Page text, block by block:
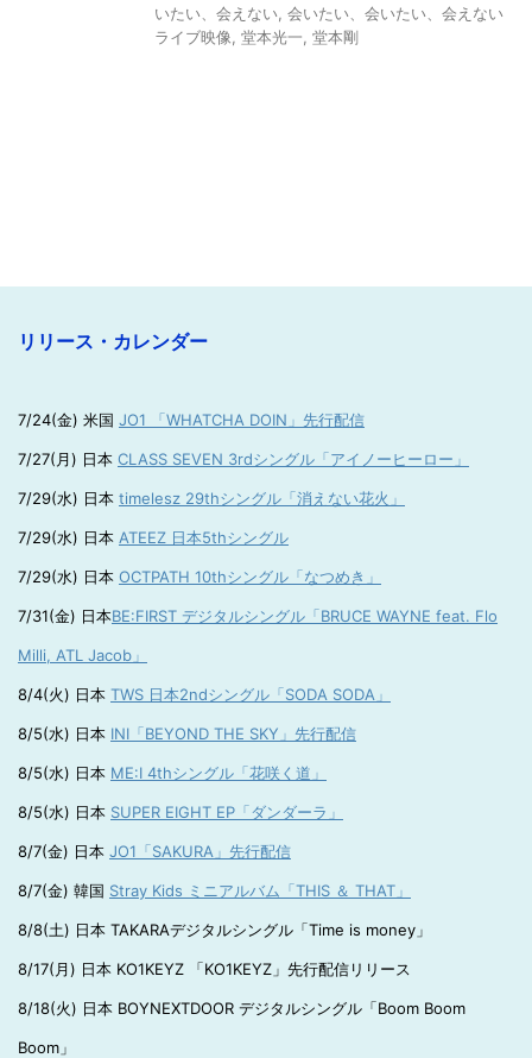
いたい、会えない 会いたい、会いたい、会えない
ライブ映像 堂本光一 堂本剛
リリース・カレンダー
7/24(金) 米国 JO1 「WHATCHA DOIN」先行配信
7/27(月) 日本 CLASS SEVEN 3rdシングル「アイノーヒーロー」
7/29(水) 日本 timelesz 29thシングル「消えない花火」
7/29(水) 日本 ATEEZ 日本5thシングル
7/29(水) 日本 OCTPATH 10thシングル「なつめき」
7/31(金) 日本BE:FIRST デジタルシングル「BRUCE WAYNE feat. Flo
Milli, ATL Jacob」
8/4(火) 日本 TWS 日本2ndシングル「SODA SODA」
8/5(水) 日本 INI「BEYOND THE SKY」先行配信
8/5(水) 日本 ME:I 4thシングル「花咲く道」
8/5(水) 日本 SUPER EIGHT EP「ダンダーラ」
8/7(金) 日本 JO1「SAKURA」先行配信
8/7(金) 韓国 Stray Kids ミニアルバム「THIS ＆ THAT」
8/8(土) 日本 TAKARAデジタルシングル「Time is money」
8/17(月) 日本 KO1KEYZ 「KO1KEYZ」先行配信リリース
8/18(火) 日本 BOYNEXTDOOR デジタルシングル「Boom Boom
Boom」